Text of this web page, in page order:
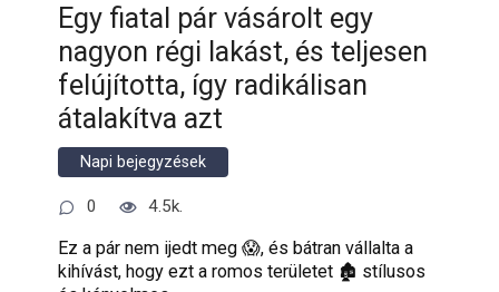
Egy fiatal pár vásárolt egy
nagyon régi lakást, és teljesen
felújította, így radikálisan
átalakítva azt
Napi bejegyzések
0 4.5k.
Ez a pár nem ijedt meg 😱, és bátran vállalta a
kihívást, hogy ezt a romos területet 🏚️ stílusos